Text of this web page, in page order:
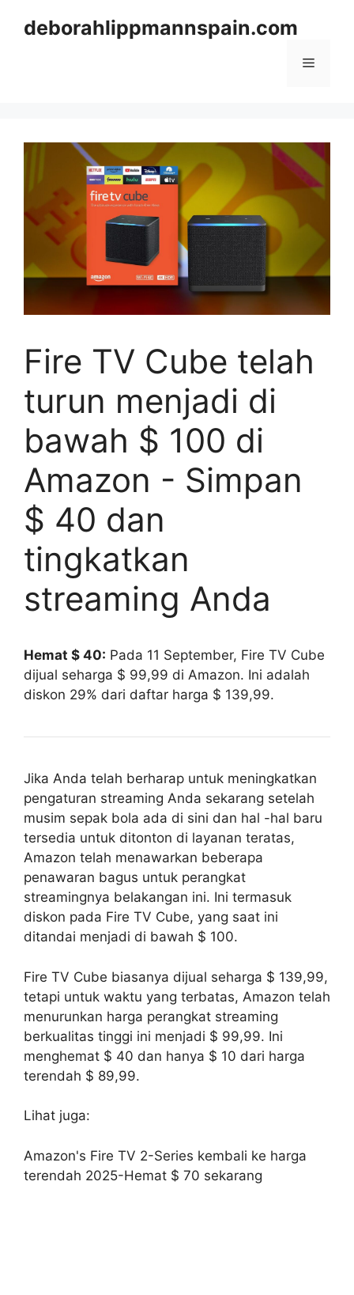
deborahlippmannspain.com
Menu
Fire TV Cube telah
turun menjadi di
bawah $ 100 di
Amazon - Simpan
$ 40 dan
tingkatkan
streaming Anda
Hemat $ 40: Pada 11 September, Fire TV Cube
dijual seharga $ 99,99 di Amazon. Ini adalah
diskon 29% dari daftar harga $ 139,99.
Jika Anda telah berharap untuk meningkatkan
pengaturan streaming Anda sekarang setelah
musim sepak bola ada di sini dan hal -hal baru
tersedia untuk ditonton di layanan teratas,
Amazon telah menawarkan beberapa
penawaran bagus untuk perangkat
streamingnya belakangan ini. Ini termasuk
diskon pada Fire TV Cube, yang saat ini
ditandai menjadi di bawah $ 100.
Fire TV Cube biasanya dijual seharga $ 139,99,
tetapi untuk waktu yang terbatas, Amazon telah
menurunkan harga perangkat streaming
berkualitas tinggi ini menjadi $ 99,99. Ini
menghemat $ 40 dan hanya $ 10 dari harga
terendah $ 89,99.
Lihat juga:
Amazon's Fire TV 2-Series kembali ke harga
terendah 2025-Hemat $ 70 sekarang